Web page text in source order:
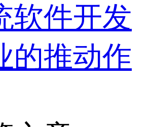
软件开发
的推动作